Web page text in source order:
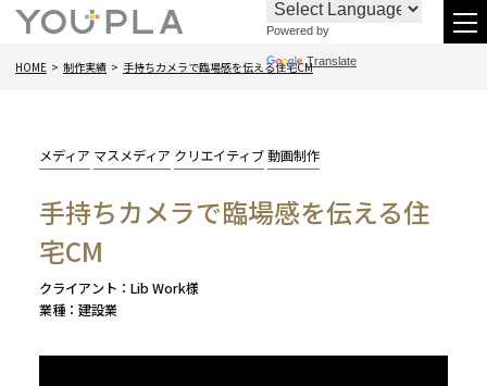
問
わ
せ
096-
288-
Powered by
Translate
HOME 制作実績 手持ちカメラで臨場感を伝える住宅CM
カ
ゴ
メディア マスメディア クリエイティブ動画制作
手持ちカメラで臨場感を伝える住
宅CM
クライアント
Lib Work様
業種
建設業